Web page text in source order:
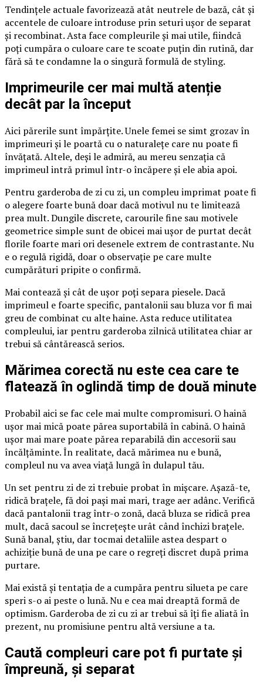
Tendințele actuale favorizează atât neutrele de bază, cât și
accentele de culoare introduse prin seturi ușor de separat
și recombinat. Asta face compleurile și mai utile, fiindcă
poți cumpăra o culoare care te scoate puțin din rutină, dar
fără să te condamne la o singură formulă de styling.
Imprimeurile cer mai multă atenție
decât par la început
Aici părerile sunt împărțite. Unele femei se simt grozav în
imprimeuri și le poartă cu o naturalețe care nu poate fi
învățată. Altele, deși le admiră, au mereu senzația că
imprimeul intră primul într-o încăpere și ele abia apoi.
Pentru garderoba de zi cu zi, un compleu imprimat poate fi
o alegere foarte bună doar dacă motivul nu te limitează
prea mult. Dungile discrete, carourile fine sau motivele
geometrice simple sunt de obicei mai ușor de purtat decât
florile foarte mari ori desenele extrem de contrastante. Nu
e o regulă rigidă, doar o observație pe care multe
cumpărături pripite o confirmă.
Mai contează și cât de ușor poți separa piesele. Dacă
imprimeul e foarte specific, pantalonii sau bluza vor fi mai
greu de combinat cu alte haine. Asta reduce utilitatea
compleului, iar pentru garderoba zilnică utilitatea chiar ar
trebui să cântărească serios.
Mărimea corectă nu este cea care te
flatează în oglindă timp de două minute
Probabil aici se fac cele mai multe compromisuri. O haină
ușor mai mică poate părea suportabilă în cabină. O haină
ușor mai mare poate părea reparabilă din accesorii sau
încălțăminte. În realitate, dacă mărimea nu e bună,
compleul nu va avea viață lungă în dulapul tău.
Un set pentru zi de zi trebuie probat în mișcare. Așază-te,
ridică brațele, fă doi pași mai mari, trage aer adânc. Verifică
dacă pantalonii trag într-o zonă, dacă bluza se ridică prea
mult, dacă sacoul se încrețește urât când închizi brațele.
Sună banal, știu, dar tocmai detaliile astea despart o
achiziție bună de una pe care o regreți discret după prima
purtare.
Mai există și tentația de a cumpăra pentru silueta pe care
speri s-o ai peste o lună. Nu e cea mai dreaptă formă de
optimism. Garderoba de zi cu zi ar trebui să îți fie aliată în
prezent, nu promisiune pentru altă versiune a ta.
Caută compleuri care pot fi purtate și
împreună, și separat